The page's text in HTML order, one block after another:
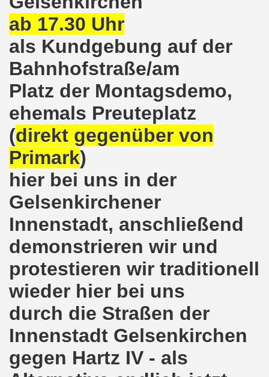
ab 17.30 Uhr
als Kundgebung auf der
Bahnhofstraße/am
Platz der Montagsdemo,
ehemals Preuteplatz
(direkt gegenüber von
Primark)
hier bei uns in der
Gelsenkirchener
Innenstadt, anschließend
demonstrieren wir und
protestieren wir traditionell
wieder hier bei uns
durch die Straßen der
Innenstadt Gelsenkirchen
gegen Hartz IV - als
den 08.11.2021 Tag des Widerstands für die
Armut und auch gegen Arbeitsplatzvernichtung stand
die Abwälzung der Krisenlasten auf unserem
in Gelsenkirchenen-Buer am 11.10.2021
Gelsenkirchener Montagsdemo-Bewegung am
auch wieder für die Landesliste der
am 13.09.2021 im direkten Gespräch -
solidarisch am 12.07.2021 mit Stefan Engel,
Bewegung Gelsenkirchen am 12.07.2021!
Bürger am 14.06.2021 müssen alle
Gelsenkirchener Montagsdemo-Bewegung am
Bewegung am 17.05.2021 setzt Zeichen der Solidarität
am 12.04.2021: Klare Kante gegen Corona-
als einer der Schwerpunkt-Themen am 12.04.2021 der
am 29.03.2021 mit großem Zuspruch -